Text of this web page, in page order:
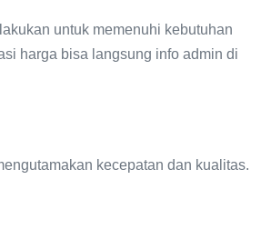
untuk memenuhi kebutuhan
harga bisa langsung info admin di
kecepatan dan kualitas.